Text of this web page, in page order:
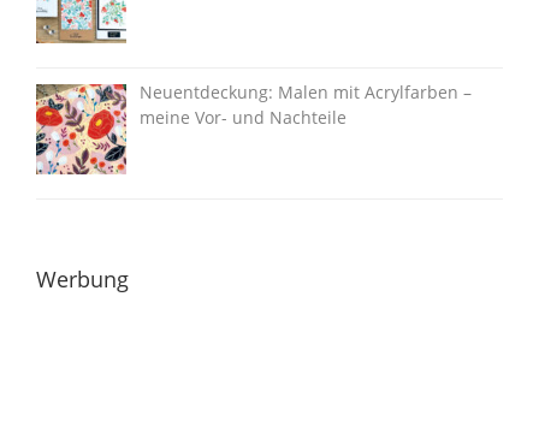
Neuentdeckung: Malen mit Acrylfarben –
meine Vor- und Nachteile
Werbung